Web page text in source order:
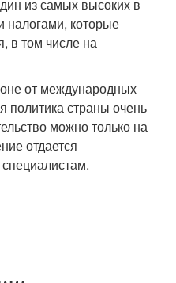
из самых высоких в
налогами, которые
в том числе на
от международных
политика страны очень
можно только на
отдается